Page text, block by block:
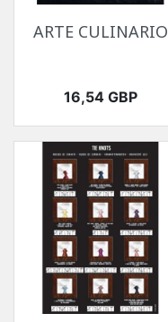
ARTE CULINARIO
Precio
16,54 GBP